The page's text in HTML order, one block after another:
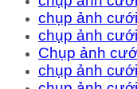
chụp ảnh
chụp ảnh
Chụp ảnh
chụp ảnh